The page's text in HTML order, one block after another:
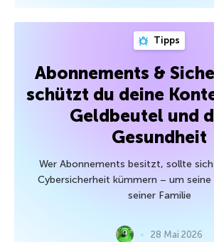
Tipps
Abonnements &
schützt du deine
Geldbeutel und
Gesundheit
Wer Abonnements besitzt, sollte
Cybersicherheit kümmern – um seine
seiner Familie
28 Mai 2026